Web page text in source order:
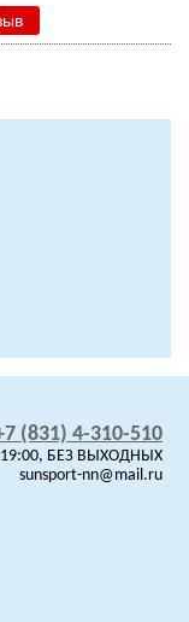
(831) 4-310-510
19:00, БЕЗ ВЫХОДНЫХ
sunsport-nn@mail.ru